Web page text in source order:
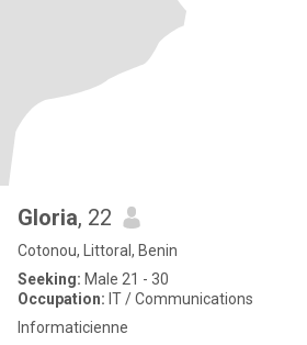
Gloria, 22
Cotonou, Littoral, Benin
Seeking: Male 21 - 30
Occupation: IT / Communications
Informaticienne